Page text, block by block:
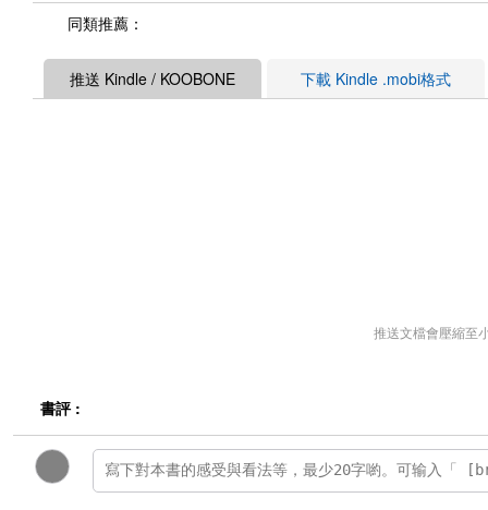
同類推薦：
推送 Kindle / KOOBONE 下載 Kindle .mobi格式
推送文檔會壓縮至
書評 :